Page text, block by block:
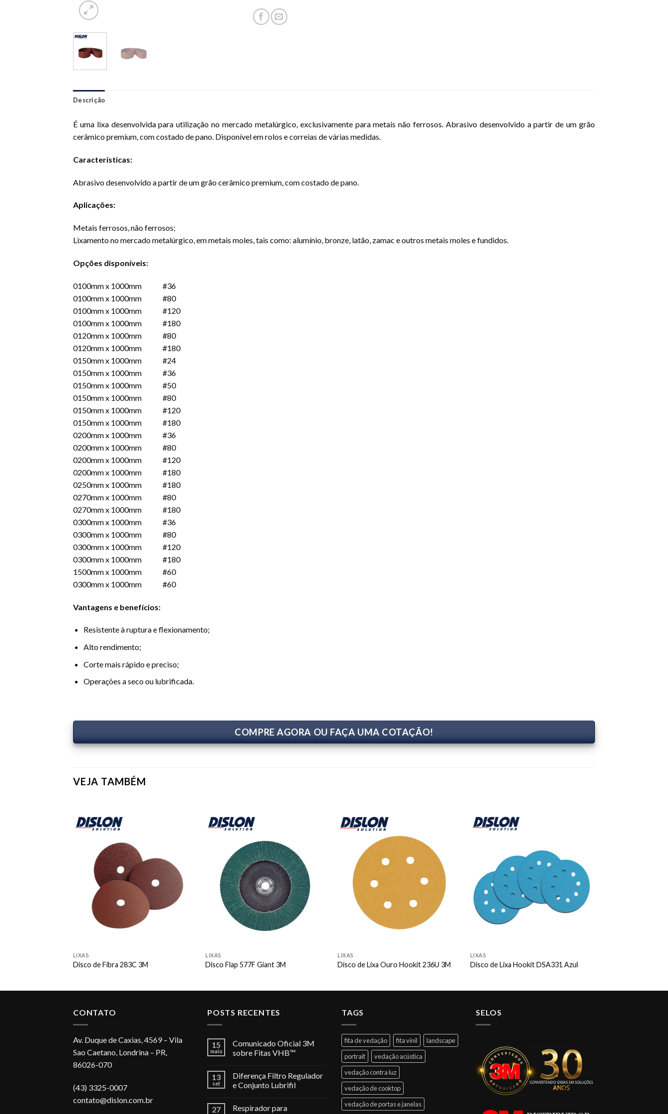
Descrição
É uma lixa desenvolvida para utilização no mercado metalúrgico, exclusivamente para metais não ferrosos. Abrasivo desenvolvido a partir de um grão
cerâmico premium, com costado de pano. Disponível em rolos e correias de várias medidas.
Características:
Abrasivo desenvolvido a partir de um grão cerâmico premium, com costado de pano.
Aplicações:
Metais ferrosos, não ferrosos;
Lixamento no mercado metalúrgico, em metais moles, tais como: alumínio, bronze, latão, zamac e outros metais moles e fundidos.
Opções disponíveis:
0100mm x 1000mm #36
0100mm x 1000mm #80
0100mm x 1000mm #120
0100mm x 1000mm #180
0120mm x 1000mm #80
0120mm x 1000mm #180
0150mm x 1000mm #24
0150mm x 1000mm #36
0150mm x 1000mm #50
0150mm x 1000mm #80
0150mm x 1000mm #120
0150mm x 1000mm #180
0200mm x 1000mm #36
0200mm x 1000mm #80
0200mm x 1000mm #120
0200mm x 1000mm #180
0250mm x 1000mm #180
0270mm x 1000mm #80
0270mm x 1000mm #180
0300mm x 1000mm #36
0300mm x 1000mm #80
0300mm x 1000mm #120
0300mm x 1000mm #180
1500mm x 1000mm #60
0300mm x 1000mm #60
Vantagens e benefícios:
Resistente à ruptura e flexionamento;
Alto rendimento;
Corte mais rápido e preciso;
Operações a seco ou lubrificada.
COMPRE AGORA OU FAÇA UMA COTAÇÃO!
VEJA TAMBÉM
LIXAS
Disco de Fibra 283C 3M
LIXAS
Disco Flap 577F Giant 3M
wishlist
LIXAS
Disco de Lixa Ouro Hookit 236U 3M
LIXAS
Disco de Lixa Hookit DSA331 Azul
CONTATO
Av. Duque de Caxias, 4569 – Vila
Sao Caetano, Londrina – PR,
86026-070
(43) 3325-0007
contato@dislon.com.br
POSTS RECENTES
15
maio
Comunicado Oficial 3M
sobre Fitas VHB™
13
set
Diferença Filtro Regulador
e Conjunto Lubrifil
27
Respirador para
TAGS
fita de vedação fita vinil
landscape
portrait
vedação acústica
vedação contra luz
vedação de cooktop
vedação de portas e janelas
SELOS